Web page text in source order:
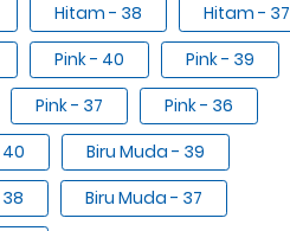
Hitam - 38
Hitam - 37
Pink - 40
Pink - 39
Pink - 37
Pink - 36
Biru Muda - 39
Biru Muda - 37